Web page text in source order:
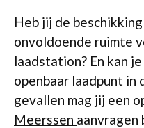
Heb jij de
onvoldoende ruimte
laadstation? En kan
openbaar laadpunt in
gevallen mag jij een
Meerssen aanvragen